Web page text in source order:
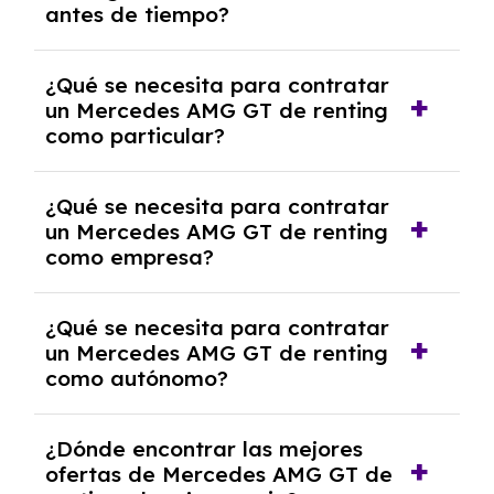
debido al resultado del estudio de viabilidad
económica.
antes de tiempo?
pero puede haber penalizaciones por
cancelación anticipada. Es importante revisar
las condiciones del contrato y hablar con un
experto que te asesore.
¿Qué se necesita para contratar
un Mercedes AMG GT de renting
como particular?
y, en algunos casos, una consulta de solvencia
crediticia y un pago inicial.
¿Qué se necesita para contratar
un Mercedes AMG GT de renting
como empresa?
documentación financiera y, en algunos
casos, un informe de solvencia de la empresa
y un pago inicial.
¿Qué se necesita para contratar
un Mercedes AMG GT de renting
como autónomo?
autónomos, justificante de ingresos y, en
algunos casos, un informe fiscal y un pago
¿Dónde encontrar las mejores
ofertas de Mercedes AMG GT de